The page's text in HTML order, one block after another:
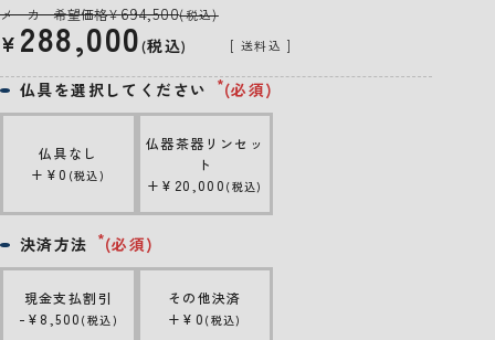
メーカー希望価格¥694,500(税込)
¥ 288,000 税込 送料込
仏具を選択してください (必須)
仏具なし
+ ¥ 0 税込
仏器茶器リンセッ
ト
+ ¥ 20,000 税込
決済方法 (必須)
現金支払割引
- ¥ 8,500 税込
その他決済
+ ¥ 0 税込